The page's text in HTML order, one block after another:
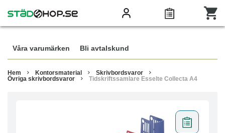
Våra varumärken Bli avtalskund
Hem Kontorsmaterial
Skrivbordsvaror
Övriga skrivbordsvaror
Tidskriftssamlare Esselte Collecta A4